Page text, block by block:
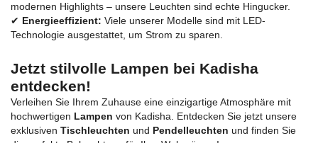
modernen Highlights – unsere Leuchten sind echte Hingucker.
✔ Energieeffizient: Viele unserer Modelle sind mit LED-
Technologie ausgestattet, um Strom zu sparen.
Jetzt stilvolle Lampen bei Kadisha
entdecken!
Verleihen Sie Ihrem Zuhause eine einzigartige Atmosphäre mit
hochwertigen Lampen von Kadisha. Entdecken Sie jetzt unsere
exklusiven Tischleuchten und Pendelleuchten und finden Sie